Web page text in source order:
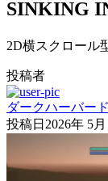
SINKING
2D横スクロール
投稿者
ダークハーバード
投稿日 2026年 5月